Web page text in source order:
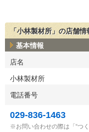
「小林製材所」の店舗情
基本情報
店名
小林製材所
電話番号
029-836-1463
お問い合わせの際は「“つ